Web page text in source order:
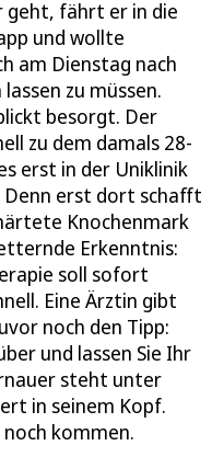
geht, fährt er in die
und wollte
am Dienstag nach
zu müssen.
besorgt. Der
zu dem damals 28-
erst in der Uniklinik
Denn erst dort schafft
Knochenmark
Erkenntnis:
soll sofort
Eine Ärztin gibt
noch den Tipp:
und lassen Sie Ihr
steht unter
in seinem Kopf.
kommen.